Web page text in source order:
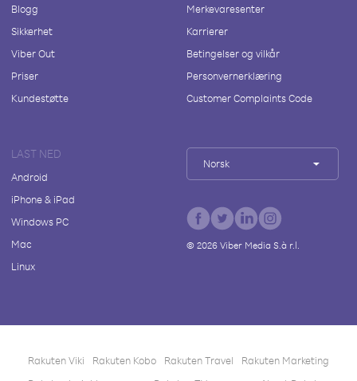
Blogg
Sikkerhet
Viber Out
Priser
Kundestøtte
Merkevaresenter
Karrierer
Betingelser og vilkår
Personvernerklæring
Customer Complaints Code
LAST NED
Android
iPhone & iPad
Windows PC
Mac
Linux
Norsk
© 2026Viber Media S.à r.l.
Rakuten Viki Rakuten Kobo Rakuten Travel
Rakuten Marketing